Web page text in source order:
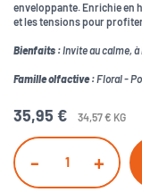
enveloppante. Enrichie en
et les tensions pour
Bienfaits : Invite au calme,
Famille olfactive : Floral -
35,95 € 34,57 € KG
- +